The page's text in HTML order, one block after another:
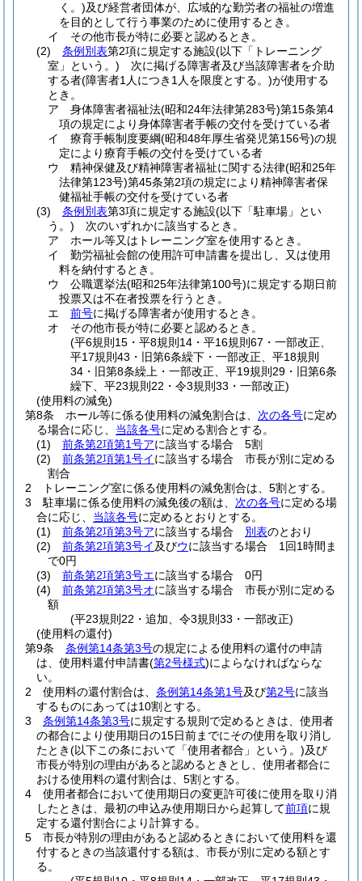
く。)及び経営者団体が、広域的な勤労者の福祉の増進
を目的として行う事業のために使用するとき。
イ
その他市長が特に必要と認めるとき。
(2)
条例別表第2項に規定する施設(以下「トレーニング
室」という。) 次に掲げる障害者及び当該障害者を介助
する者(障害者1人につき1人を限度とする。)が使用する
とき。
ア
身体障害者福祉法(昭和24年法律第283号)第15条第4
項の規定により身体障害者手帳の交付を受けている者
イ
療育手帳制度要綱(昭和48年厚生省発児第156号)の規
定により療育手帳の交付を受けている者
ウ
精神保健及び精神障害者福祉に関する法律(昭和25年
法律第123号)第45条第2項の規定により精神障害者保
健福祉手帳の交付を受けている者
(3)
条例別表第3項に規定する施設(以下「駐車場」とい
う。) 次のいずれかに該当するとき。
ア
ホール等又はトレーニング室を使用するとき。
イ
勤労福祉会館の使用許可申請書を提出し、又は使用
料を納付するとき。
ウ
公職選挙法(昭和25年法律第100号)に規定する期日前
投票又は不在者投票を行うとき。
エ
前号に掲げる障害者が使用するとき。
オ
その他市長が特に必要と認めるとき。
(平6規則15・平8規則14・平16規則67・一部改正、
平17規則43・旧第6条繰下・一部改正、平18規則
34・旧第8条繰上・一部改正、平19規則29・旧第6条
繰下、平23規則22・令3規則33・一部改正)
(使用料の減免)
第8条
ホール等に係る使用料の減免割合は、 次の各号に定め
る場合に応じ、 当該各号に定める割合とする。
(1)
前条第2項第1号アに該当する場合 5割
(2)
前条第2項第1号イに該当する場合 市長が別に定める
割合
2
トレーニング室に係る使用料の減免割合は、5割とする。
3
駐車場に係る使用料の減免後の額は、 次の各号に定める場
合に応じ、 当該各号に定めるとおりとする。
(1)
前条第2項第3号アに該当する場合 別表のとおり
(2)
前条第2項第3号イ及びウに該当する場合 1回1時間ま
で0円
(3)
前条第2項第3号エに該当する場合 0円
(4)
前条第2項第3号オに該当する場合 市長が別に定める
額
(平23規則22・追加、令3規則33・一部改正)
(使用料の還付)
第9条
条例第14条第3号の規定による使用料の還付の申請
は、使用料還付申請書(第2号様式)によらなければならな
い。
2
使用料の還付割合は、 条例第14条第1号及び第2号に該当
するものにあっては10割とする。
3
条例第14条第3号に規定する規則で定めるときは、使用者
の都合により使用期日の15日前までにその使用を取り消し
たとき(以下この条において「使用者都合」という。)及び
市長が特別の理由があると認めるときとし、使用者都合に
おける使用料の還付割合は、5割とする。
4
使用者都合において使用期日の変更許可後に使用を取り消
したときは、最初の申込み使用期日から起算して前項に規
定する還付割合により計算する。
5
市長が特別の理由があると認めるときにおいて使用料を還
付するときの当該還付する額は、市長が別に定める額とす
る。